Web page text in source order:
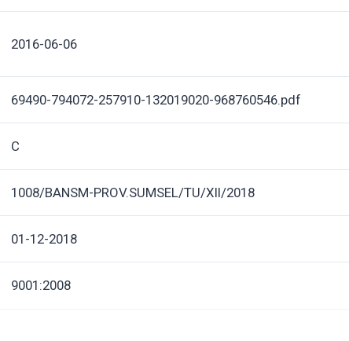
2016-06-06
69490-794072-257910-132019020-968760546.pdf
C
1008/BANSM-PROV.SUMSEL/TU/XII/2018
01-12-2018
9001:2008